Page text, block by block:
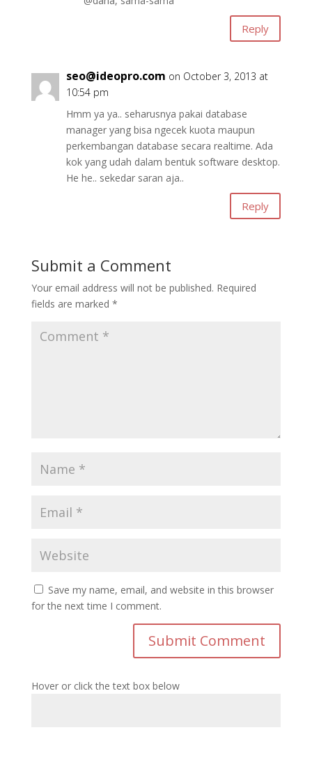
Reply
seo@ideopro.com on October 3, 2013 at
10:54 pm
Hmm ya ya.. seharusnya pakai database
manager yang bisa ngecek kuota maupun
perkembangan database secara realtime. Ada
kok yang udah dalam bentuk software desktop.
He he.. sekedar saran aja..
Reply
Submit a Comment
Your email address will not be published. Required
fields are marked *
Save my name, email, and website in this browser
for the next time I comment.
Hover or click the text box below